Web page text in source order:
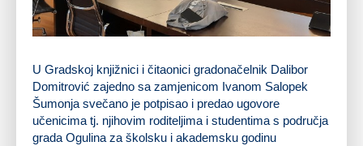
U Gradskoj knjižnici i čitaonici gradonačelnik Dalibor
Domitrović zajedno sa zamjenicom Ivanom Salopek
Šumonja svečano je potpisao i predao ugovore
učenicima tj. njihovim roditeljima i studentima s područja
grada Ogulina za školsku i akademsku godinu